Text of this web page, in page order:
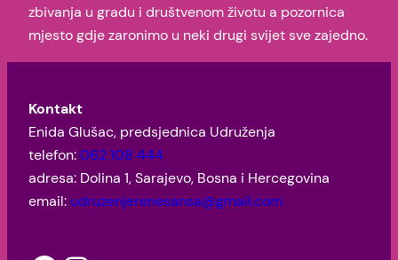
zbivanja u gradu i društvenom životu a pozornica
mjesto gdje zaronimo u neki drugi svijet sve zajedno.
Kontakt
Enida Glušac, predsjednica Udruženja
telefon:062 108 444
adresa: Dolina 1, Sarajevo, Bosna i Hercegovina
email: udruzenjerenesansa@gmail.com